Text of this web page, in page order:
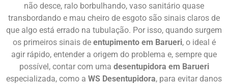
não desce, ralo borbulhando, vaso sanitário quase
transbordando e mau cheiro de esgoto são sinais claros de
que algo está errado na tubulação. Por isso, quando surgem
os primeiros sinais de entupimento em Barueri, o ideal é
agir rápido, entender a origem do problema e, sempre que
possível, contar com uma desentupidora em Barueri
especializada, como a WS Desentupidora, para evitar danos